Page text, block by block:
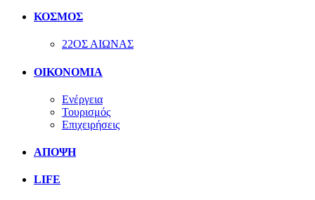
ΚΟΣΜΟΣ
22ΟΣ ΑΙΩΝΑΣ
ΟΙΚΟΝΟΜΙΑ
Ενέργεια
Τουρισμός
Επιχειρήσεις
ΑΠΟΨΗ
LIFE